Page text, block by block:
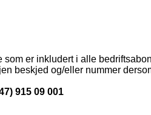
som er inkludert i alle
beskjed og/eller nummer
915 09 001